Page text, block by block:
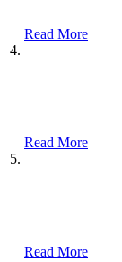
Read More
Read More
Read More